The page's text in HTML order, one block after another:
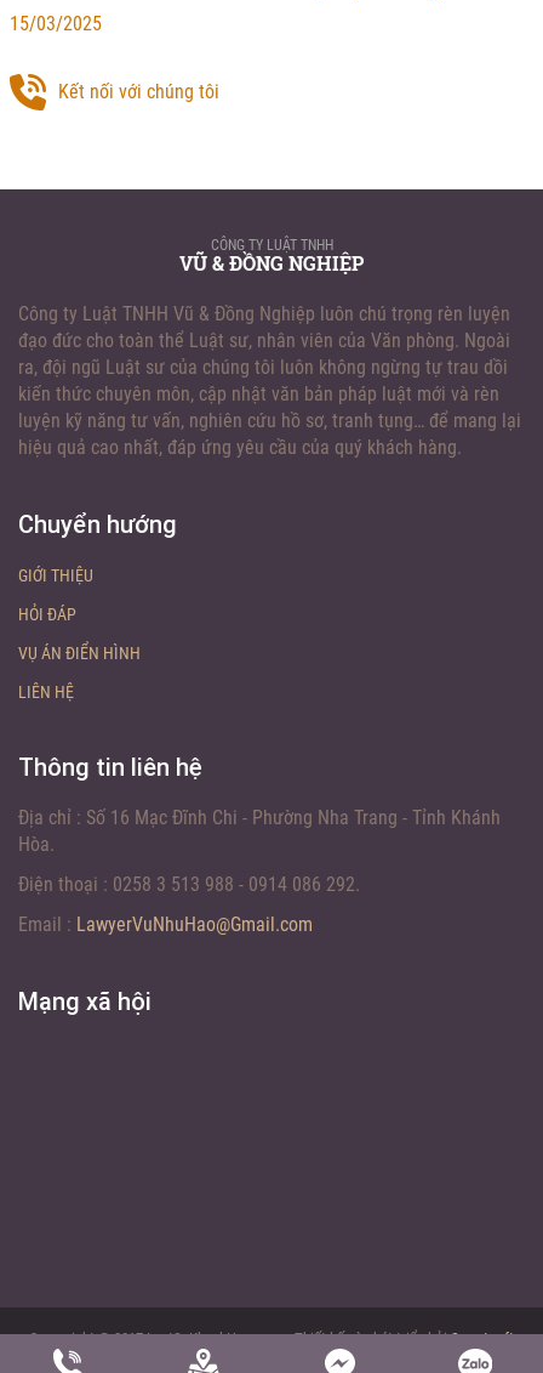
15/03/2025
Kết nối với chúng tôi
CÔNG TY LUẬT TNHH
VŨ & ĐỒNG NGHIỆP
Công ty Luật TNHH Vũ & Đồng Nghiệp luôn chú trọng rèn luyện
đạo đức cho toàn thể Luật sư, nhân viên của Văn phòng. Ngoài
ra, đội ngũ Luật sư của chúng tôi luôn không ngừng tự trau dồi
kiến thức chuyên môn, cập nhật văn bản pháp luật mới và rèn
luyện kỹ năng tư vấn, nghiên cứu hồ sơ, tranh tụng… để mang lại
hiệu quả cao nhất, đáp ứng yêu cầu của quý khách hàng.
Chuyển hướng
GIỚI THIỆU
HỎI ĐÁP
VỤ ÁN ĐIỂN HÌNH
LIÊN HỆ
Thông tin liên hệ
Địa chỉ : Số 16 Mạc Đĩnh Chi - Phường Nha Trang - Tỉnh Khánh
Hòa.
Điện thoại : 0258 3 513 988 - 0914 086 292.
Email : LawyerVuNhuHao@Gmail.com
Mạng xã hội
Coppyright © 2017 LuatSuKhanhHoa.com - Thiết kế và phát triển bởiSweetsoft